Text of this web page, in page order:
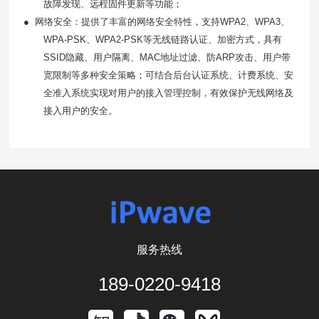
故障发现、远程固件更新等功能；
●
网络安全：提供了丰富的网络安全特性，支持WPA2、WPA3、
WPA-PSK、WPA2-PSK等无线链路认证、加密方式，具有
SSID隐藏、用户隔离、 MAC地址过滤、防ARP攻击、用户带
宽限制等多种安全策略；可结合后台认证系统、计费系统、安
全准入系统实现对用户的接入管理控制，有效保护无线网络及
接入用户的安全。
服务热线
189-0220-9418